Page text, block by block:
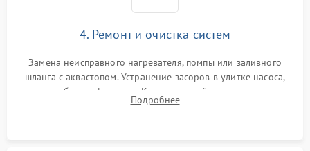
4. Ремонт и очистка систем
Замена неисправного нагревателя, помпы или заливного
шланга с аквастопом. Устранение засоров в улитке насоса,
патрубках и фильтрах. Компонентный ремонт платы
управления, восстановление поврежденной проводки.
Подробнее